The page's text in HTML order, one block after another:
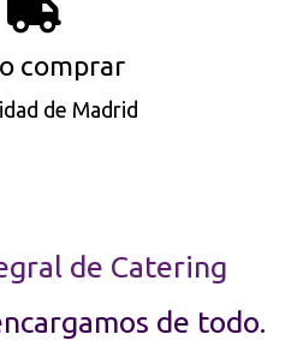
comprar
de Madrid
de Catering
de todo.